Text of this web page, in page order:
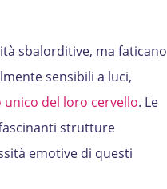
sbalorditive, ma faticano
sensibili a luci,
unico del loro cervello. Le
strutture
emotive di questi